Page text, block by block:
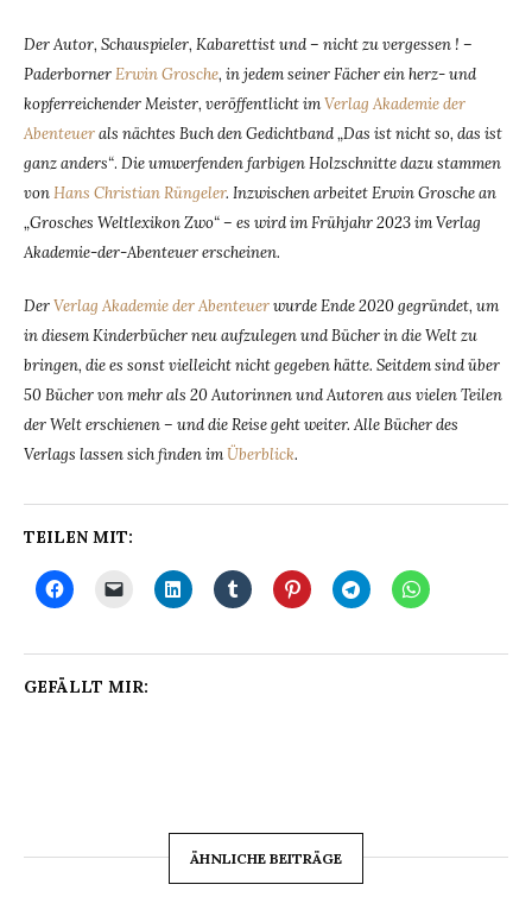
Der Autor, Schauspieler, Kabarettist und – nicht zu vergessen ! –
PaderbornerErwin Grosche, in jedem seiner Fächer ein herz- und
kopferreichender Meister, veröffentlicht imVerlag Akademie der
Abenteuerals nächtes Buch den Gedichtband „Das ist nicht so, das ist
ganz anders“. Die umwerfenden farbigen Holzschnitte dazu stammen
vonHans Christian Rüngeler. Inzwischen arbeitet Erwin Grosche an
„Grosches Weltlexikon Zwo“ – es wird im Frühjahr 2023 im Verlag
Akademie-der-Abenteuer erscheinen.
DerVerlag Akademie der Abenteuerwurde Ende 2020 gegründet, um
in diesem Kinderbücher neu aufzulegen und Bücher in die Welt zu
bringen, die es sonst vielleicht nicht gegeben hätte. Seitdem sind über
50 Bücher von mehr als 20 Autorinnen und Autoren aus vielen Teilen
der Welt erschienen – und die Reise geht weiter. Alle Bücher des
Verlags lassen sich finden imÜberblick.
TEILEN MIT:
GEFÄLLT MIR:
ÄHNLICHE BEITRÄGE